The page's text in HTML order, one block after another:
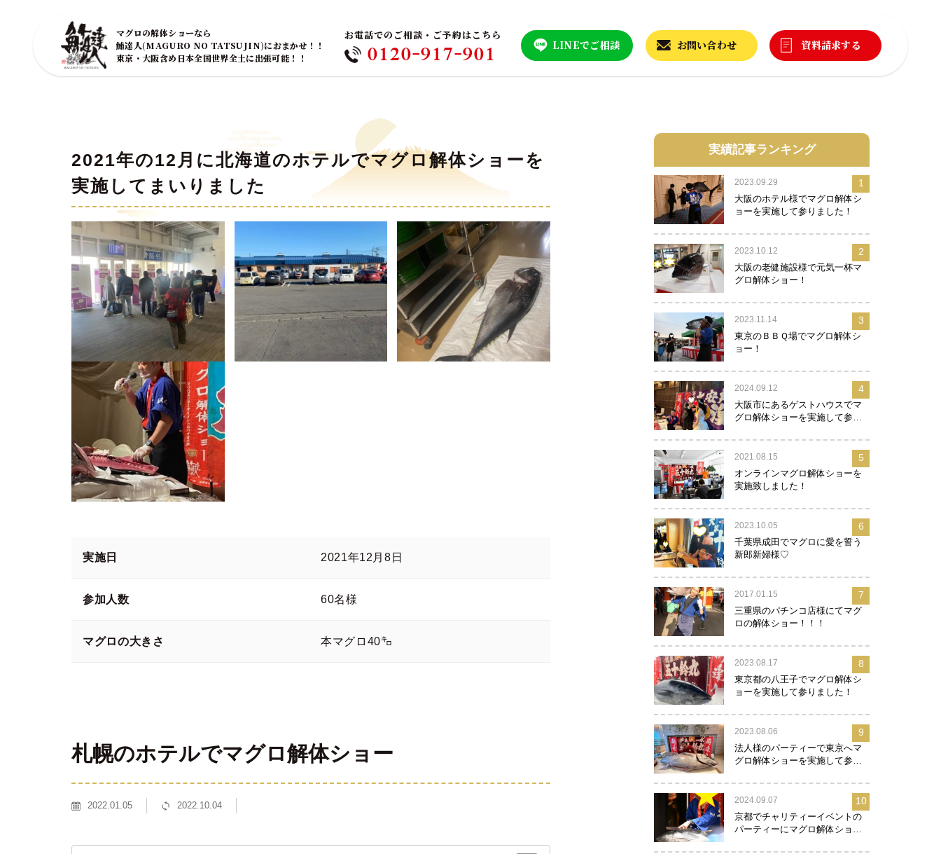
マグロの解体ショーなら
鮪達人(MAGURO NO TATSUJIN)におまかせ！！
東京・大阪含め日本全国世界全土に出張可能！！
お電話でのご相談・ご予約はこちら
0120-917-901 LINEでご相談 お問い合わせ 資料請求する
2021年の12月に北海道のホテルでマグロ解体ショーを
実施してまいりました
実施日 2021年12月8日
参加人数 60名様
マグロの大きさ 本マグロ40㌔
札幌のホテルでマグロ解体ショー
2022.01.05 2022.10.04
実績記事ランキング
2023.09.29
大阪のホテル様でマグロ解体シ
ョーを実施して参りました！
1
2023.10.12
大阪の老健施設様で元気一杯マ
グロ解体ショー！
2
2023.11.14
東京のＢＢＱ場でマグロ解体シ
ョー！
3
2024.09.12
大阪市にあるゲストハウスでマ
グロ解体ショーを実施して参り
4
2021.08.15
オンラインマグロ解体ショーを
実施致しました！
5
2023.10.05
千葉県成田でマグロに愛を誓う
新郎新婦様♡
6
2017.01.15
三重県のパチンコ店様にてマグ
ロの解体ショー！！！
7
2023.08.17
東京都の八王子でマグロ解体シ
ョーを実施して参りました！
8
2023.08.06
法人様のパーティーで東京へマ
グロ解体ショーを実施して参り
9
2024.09.07
京都でチャリティーイベントの
パーティーにマグロ解体ショー
10